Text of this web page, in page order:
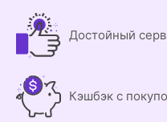
Достойный
Кэшбэк с